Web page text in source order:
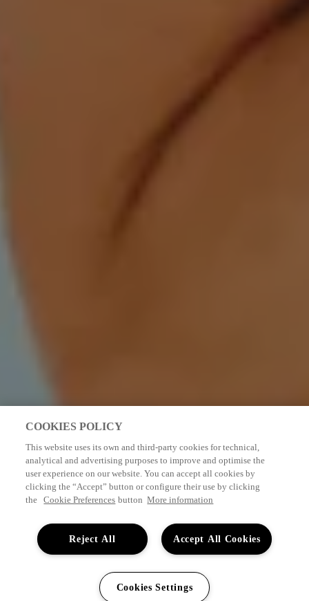
521
AFFICHER DISPONIBILITÉ
COOKIES POLICY
This website uses its own and third-party cookies for technical,
analytical and advertising purposes to improve and optimise the
user experience on our website. You can accept all cookies by
clicking the “Accept” button or configure their use by clicking
the
Cookie Preferences button More information
Accept All Cookies
Reject All
Cookies Settings